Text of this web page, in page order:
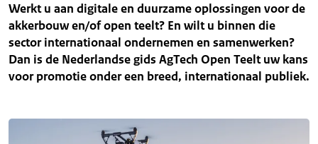
Werkt u aan digitale en duurzame oplossingen voor de
akkerbouw en/of open teelt? En wilt u binnen die
sector internationaal ondernemen en samenwerken?
Dan is de Nederlandse gids AgTech Open Teelt uw kans
voor promotie onder een breed, internationaal publiek.